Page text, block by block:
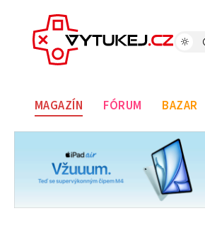
MAGAZÍN FÓRUM BAZAR